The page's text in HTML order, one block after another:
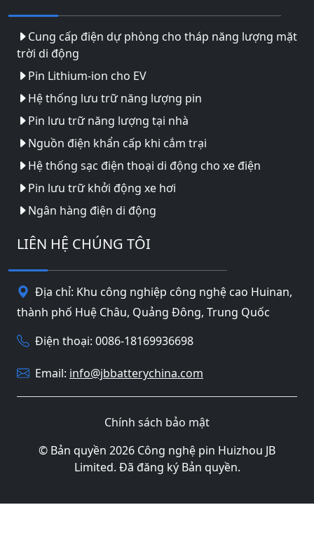
Cung cấp điện dự phòng cho tháp năng lượng mặt
trời di động
Pin Lithium-ion cho EV
Hệ thống lưu trữ năng lượng pin
Pin lưu trữ năng lượng tại nhà
Nguồn điện khẩn cấp khi cắm trại
Hệ thống sạc điện thoại di động cho xe điện
Pin lưu trữ khởi động xe hơi
Ngân hàng điện di động
LIÊN HỆ CHÚNG TÔI
Địa chỉ: Khu công nghiệp công nghệ cao Huinan,
thành phố Huệ Châu, Quảng Đông, Trung Quốc
Điện thoại: 0086-18169936698
Email: info@jbbatterychina.com
Chính sách bảo mật
© Bản quyền 2026 Công nghệ pin Huizhou JB
Limited. Đã đăng ký Bản quyền.